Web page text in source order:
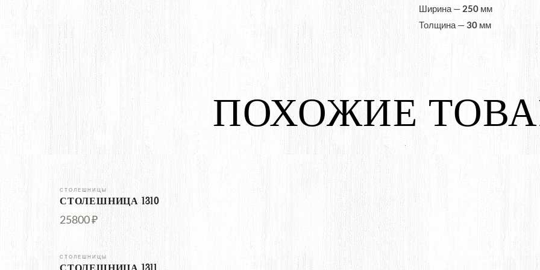
Ширина — 250 мм
Толщина —30 мм
ПОХОЖИЕ
СТОЛЕШНИЦЫ
СТОЛЕШНИЦА 1310
25800 ₽
СТОЛЕШНИЦЫ